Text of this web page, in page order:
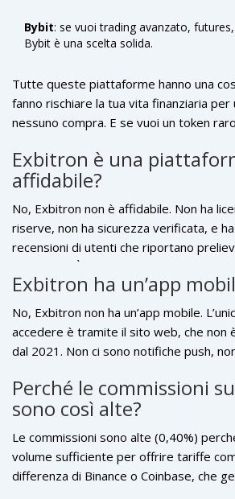
Bybit: se vuoi trading avanzato,
Bybit è una scelta solida.
Tutte queste piattaforme hanno una
fanno rischiare la tua vita finanziaria per
nessuno compra. E se vuoi un token
rischiare su un exchange che potrebbe
Exbitron è una
affidabile?
No, Exbitron non è affidabile. Non ha
riserve, non ha sicurezza verificata, e
recensioni di utenti che riportano
scomparsi. È considerato un exchange
esperti di settore e autorità finanziarie.
Exbitron ha un’app
No, Exbitron non ha un’app mobile.
accedere è tramite il sito web, che non
dal 2021. Non ci sono notifiche push,
Perché le commissioni
sono così alte?
Le commissioni sono alte (0,40%)
volume sufficiente per offrire tariffe
differenza di Binance o Coinbase, che